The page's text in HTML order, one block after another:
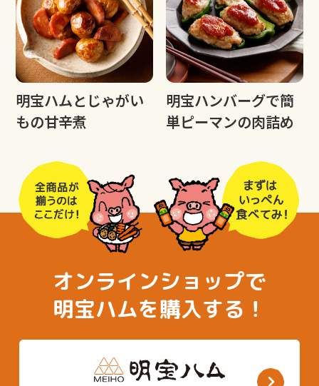
明宝ハムとじゃがい
もの甘辛煮
明宝ハンバーグで簡
単ピーマンの肉詰め
オンラインショップで
明宝ハムを購入する！